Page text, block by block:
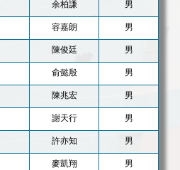
余柏謙 男
容嘉朗 男
陳俊廷 男
俞懿殷 男
陳兆宏 男
謝天行 男
許亦知 男
麥凱翔 男